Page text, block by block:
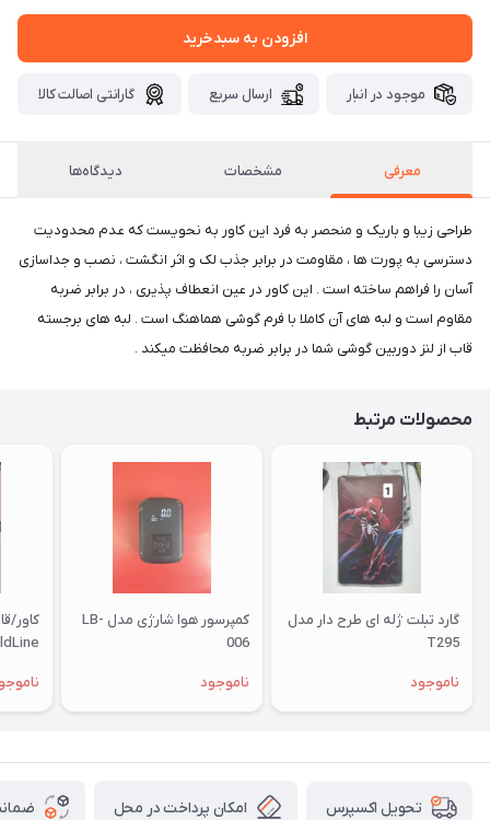
افزودن به سبدخرید
موجود در انبار ارسال سریع گارانتی اصالت کالا
معرفی مشخصات دیدگاه‌ها
طراحی زیبا و باریک و منحصر به فرد این کاور به نحویست که عدم محدودیت
دسترسی به پورت ها ، مقاومت در برابر جذب لک و اثر انگشت ، نصب و جداسازی
آسان را فراهم ساخته است . این کاور در عین انعطاف پذیری ، در برابر ضربه
مقاوم است و لبه های آن کاملا با فرم گوشی هماهنگ است . لبه های برجسته
قاب از لنز دوربین گوشی شما در برابر ضربه محافظت میکند .
محصولات مرتبط
گارد تبلت ژله ای طرح دار مدل
T295
ناموجود
کمپرسور هوا شارژی مدل LB-
006
ناموجود
کاور/
9pro
تحویل اکسپرس امکان پرداخت در محل